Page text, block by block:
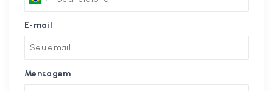
E-mail
Mensagem